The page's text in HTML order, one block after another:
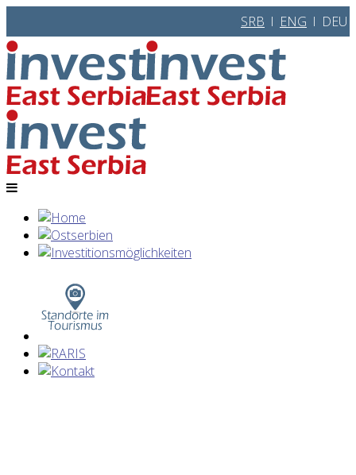
SRB l ENG l DEU